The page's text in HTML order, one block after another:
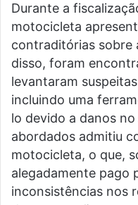
Durante a
motocicleta
contraditórias sobre
disso, foram
levantaram
incluindo uma
lo devido a danos
abordados admitiu
motocicleta, o que,
alegadamente pago
inconsistências nos